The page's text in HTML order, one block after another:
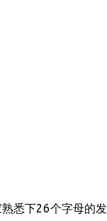
悉下26个字母的发